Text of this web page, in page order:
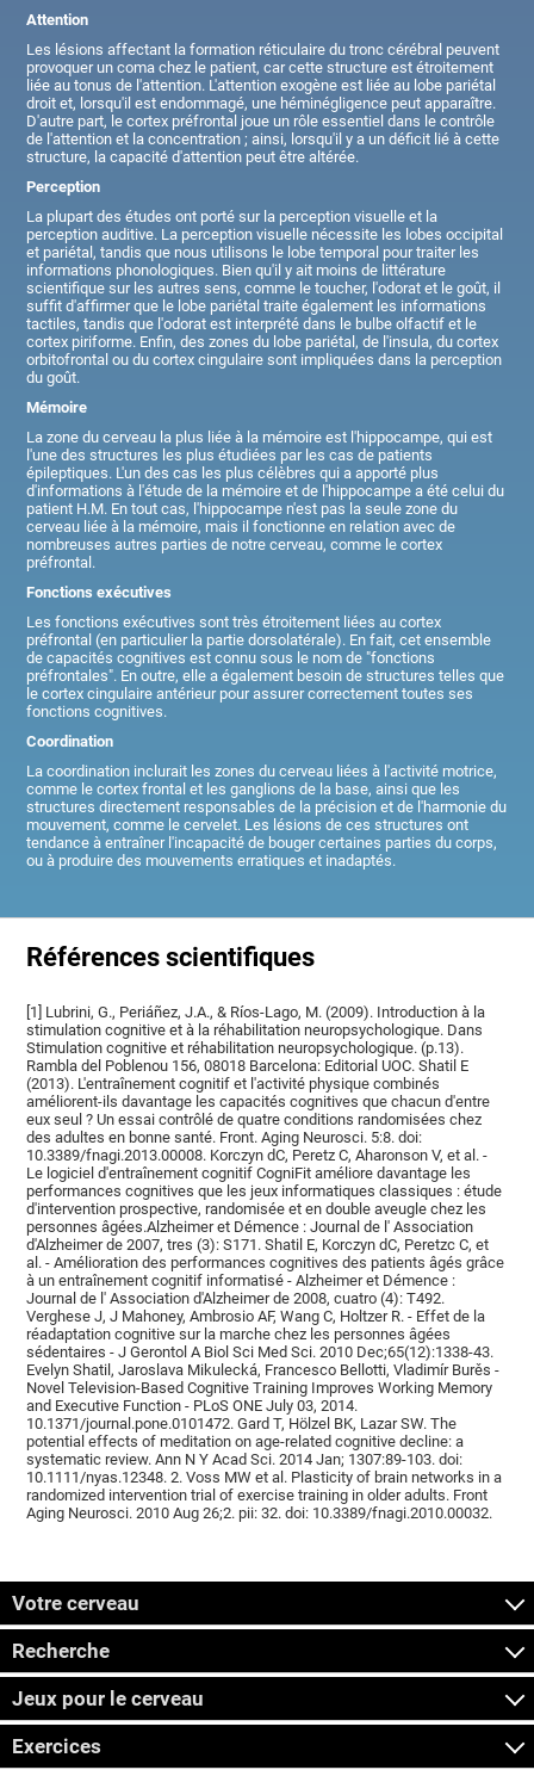
Attention
Les lésions affectant la formation réticulaire du tronc cérébral peuvent
provoquer un coma chez le patient, car cette structure est étroitement
liée au tonus de l'attention. L'attention exogène est liée au lobe pariétal
droit et, lorsqu'il est endommagé, une héminégligence peut apparaître.
D'autre part, le cortex préfrontal joue un rôle essentiel dans le contrôle
de l'attention et la concentration ; ainsi, lorsqu'il y a un déficit lié à cette
structure, la capacité d'attention peut être altérée.
Perception
La plupart des études ont porté sur la perception visuelle et la
perception auditive. La perception visuelle nécessite les lobes occipital
et pariétal, tandis que nous utilisons le lobe temporal pour traiter les
informations phonologiques. Bien qu'il y ait moins de littérature
scientifique sur les autres sens, comme le toucher, l'odorat et le goût, il
suffit d'affirmer que le lobe pariétal traite également les informations
tactiles, tandis que l'odorat est interprété dans le bulbe olfactif et le
cortex piriforme. Enfin, des zones du lobe pariétal, de l'insula, du cortex
orbitofrontal ou du cortex cingulaire sont impliquées dans la perception
du goût.
Mémoire
La zone du cerveau la plus liée à la mémoire est l'hippocampe, qui est
l'une des structures les plus étudiées par les cas de patients
épileptiques. L'un des cas les plus célèbres qui a apporté plus
d'informations à l'étude de la mémoire et de l'hippocampe a été celui du
patient H.M. En tout cas, l'hippocampe n'est pas la seule zone du
cerveau liée à la mémoire, mais il fonctionne en relation avec de
nombreuses autres parties de notre cerveau, comme le cortex
préfrontal.
Fonctions exécutives
Les fonctions exécutives sont très étroitement liées au cortex
préfrontal (en particulier la partie dorsolatérale). En fait, cet ensemble
de capacités cognitives est connu sous le nom de "fonctions
préfrontales". En outre, elle a également besoin de structures telles que
le cortex cingulaire antérieur pour assurer correctement toutes ses
fonctions cognitives.
Coordination
La coordination inclurait les zones du cerveau liées à l'activité motrice,
comme le cortex frontal et les ganglions de la base, ainsi que les
structures directement responsables de la précision et de l'harmonie du
mouvement, comme le cervelet. Les lésions de ces structures ont
tendance à entraîner l'incapacité de bouger certaines parties du corps,
ou à produire des mouvements erratiques et inadaptés.
Références scientifiques
[1] Lubrini, G., Periáñez, J.A., & Ríos-Lago, M. (2009). Introduction à la
stimulation cognitive et à la réhabilitation neuropsychologique. Dans
Stimulation cognitive et réhabilitation neuropsychologique. (p.13).
Rambla del Poblenou 156, 08018 Barcelona: Editorial UOC. Shatil E
(2013). L'entraînement cognitif et l'activité physique combinés
améliorent-ils davantage les capacités cognitives que chacun d'entre
eux seul ? Un essai contrôlé de quatre conditions randomisées chez
des adultes en bonne santé. Front. Aging Neurosci. 5:8. doi:
10.3389/fnagi.2013.00008. Korczyn dC, Peretz C, Aharonson V, et al. -
Le logiciel d'entraînement cognitif CogniFit améliore davantage les
performances cognitives que les jeux informatiques classiques : étude
d'intervention prospective, randomisée et en double aveugle chez les
personnes âgées.Alzheimer et Démence : Journal de l' Association
d'Alzheimer de 2007, tres (3): S171. Shatil E, Korczyn dC, Peretzc C, et
al. - Amélioration des performances cognitives des patients âgés grâce
à un entraînement cognitif informatisé - Alzheimer et Démence :
Journal de l' Association d'Alzheimer de 2008, cuatro (4): T492.
Verghese J, J Mahoney, Ambrosio AF, Wang C, Holtzer R. - Effet de la
réadaptation cognitive sur la marche chez les personnes âgées
sédentaires - J Gerontol A Biol Sci Med Sci. 2010 Dec;65(12):1338-43.
Evelyn Shatil, Jaroslava Mikulecká, Francesco Bellotti, Vladimír Burěs -
Novel Television-Based Cognitive Training Improves Working Memory
and Executive Function - PLoS ONE July 03, 2014.
10.1371/journal.pone.0101472. Gard T, Hölzel BK, Lazar SW. The
potential effects of meditation on age-related cognitive decline: a
systematic review. Ann N Y Acad Sci. 2014 Jan; 1307:89-103. doi:
10.1111/nyas.12348. 2. Voss MW et al. Plasticity of brain networks in a
randomized intervention trial of exercise training in older adults. Front
Aging Neurosci. 2010 Aug 26;2. pii: 32. doi: 10.3389/fnagi.2010.00032.
Votre cerveau
Recherche
Jeux pour le cerveau
Exercices